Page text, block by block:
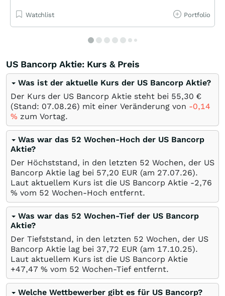
Watchlist Portfolio
US Bancorp Aktie: Kurs & Preis
Was ist der aktuelle Kurs der US Bancorp Aktie?
Der Kurs der US Bancorp Aktie steht bei 55,30 €
(Stand: 07.08.26) mit einer Veränderung von -0,14
% zum Vortag.
Was war das 52 Wochen-Hoch der US Bancorp
Aktie?
Der Höchststand, in den letzten 52 Wochen, der US
Bancorp Aktie lag bei 57,20 EUR (am 27.07.26).
Laut aktuellem Kurs ist die US Bancorp Aktie -2,76
% vom 52 Wochen-Hoch entfernt.
Was war das 52 Wochen-Tief der US Bancorp
Aktie?
Der Tiefststand, in den letzten 52 Wochen, der US
Bancorp Aktie lag bei 37,72 EUR (am 17.10.25).
Laut aktuellem Kurs ist die US Bancorp Aktie
+47,47 % vom 52 Wochen-Tief entfernt.
Welche Wettbewerber gibt es für US Bancorp?